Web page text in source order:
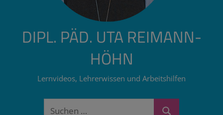
DIPL. PÄD. UTA REIMANN-
HÖHN
Lernvideos, Lehrerwissen und Arbeitshilfen
Suchen